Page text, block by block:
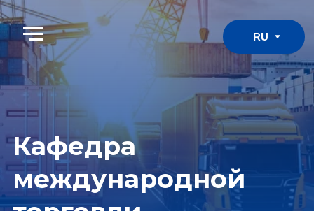
Кафедра
международной
торговли
К океану